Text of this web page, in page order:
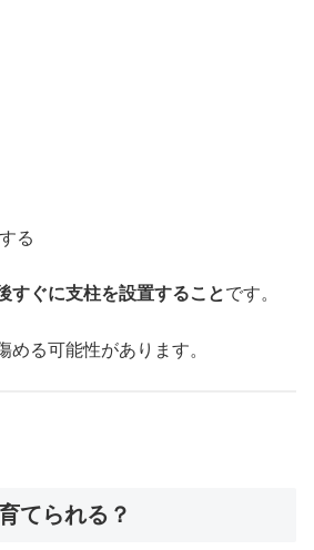
る
すぐに支柱を設置することです。
める可能性があります。
てられる？